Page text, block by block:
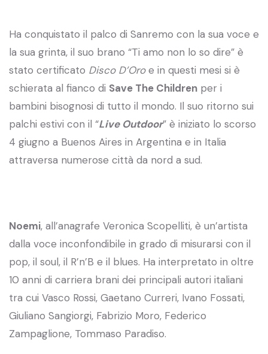
Ha conquistato il palco di Sanremo con la sua voce e
la sua grinta, il suo brano “Ti amo non lo so dire” è
stato certificato Disco D’Oroe in questi mesi si è
schierata al fianco di Save The Children per i
bambini bisognosi di tutto il mondo. Il suo ritorno sui
palchi estivi con il “Live Outdoor” è iniziato lo scorso
4 giugno a Buenos Aires in Argentina e in Italia
attraversa numerose città da nord a sud.
Noemi, all’anagrafe Veronica Scopelliti, è un’artista
dalla voce inconfondibile in grado di misurarsi con il
pop, il soul, il R’n’B e il blues. Ha interpretato in oltre
10 anni di carriera brani dei principali autori italiani
tra cui Vasco Rossi, Gaetano Curreri, Ivano Fossati,
Giuliano Sangiorgi, Fabrizio Moro, Federico
Zampaglione, Tommaso Paradiso.